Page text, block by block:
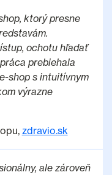
ktorý presne
ochotu hľadať
prebiehala
shop s intuitívnym
výrazne
zdravio.sk
ale zároveň